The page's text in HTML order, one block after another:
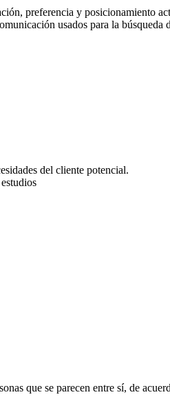
preferencia y posicionamiento
usados para la
del cliente potencial.
que se parecen entre sí, de